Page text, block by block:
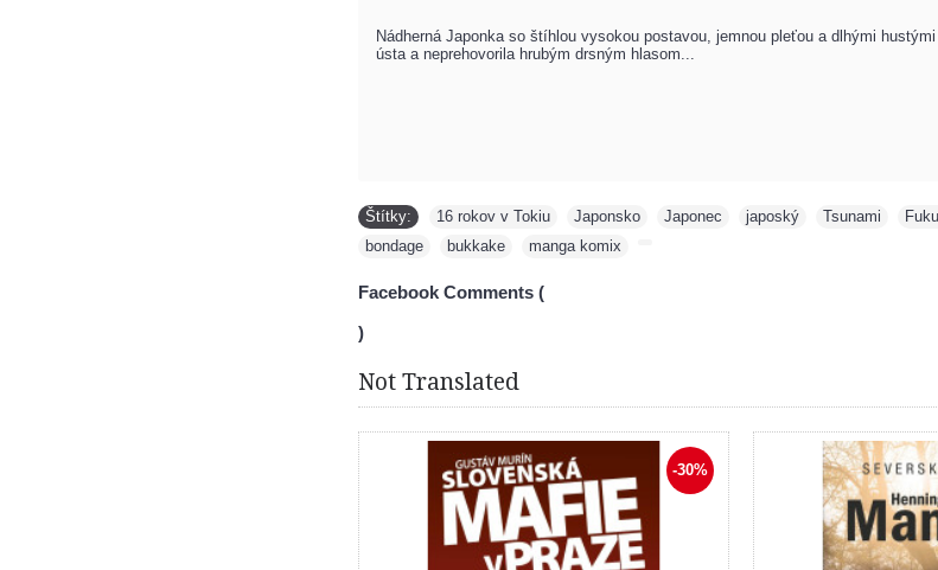
Nádherná Japonka so štíhlou vysokou postavou, jemnou pleťou a dlhými
ústa a neprehovorila hrubým drsným hlasom...
Štítky: 16 rokov v Tokiu Japonsko Japonec japoský Tsunami
bondage
bukkake manga komix
Facebook Comments (
)
Not Translated
-30%